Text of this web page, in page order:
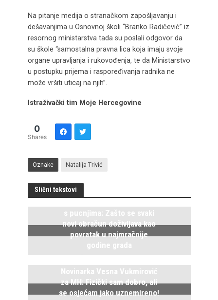
Na pitanje medija o stranačkom zapošljavanju i
dešavanjima u Osnovnoj školi “Branko Radičević” iz
resornog ministarstva tada su poslali odgovor da
su škole “samostalna pravna lica koja imaju svoje
organe upravljanja i rukovođenja, te da Ministarstvo
u postupku prijema i raspoređivanja radnika ne
može vršiti uticaj na njih”.
Istraživački tim Moje Hercegovine
0
Shares
Oznake Natalija Trivić
Slični tekstovi
s pucnjima: Zašto se svaki
novi obračun doživljava kao
povratak u najmračnije
godine grada
5. Avgusta 2026.
Novinarka Vesna Vukmirović
za MH: Fizički sam dobro, ali
se osjećam jako uznemireno!